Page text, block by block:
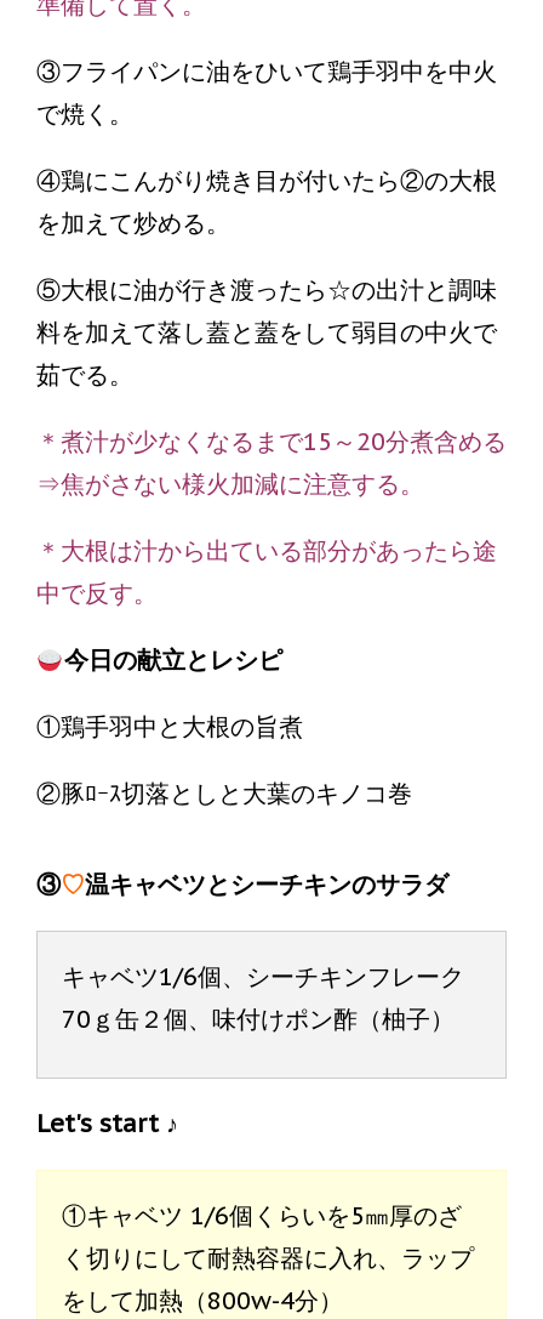
③フライパンに油をひいて鶏手羽中を中火
で焼く。
④鶏にこんがり焼き目が付いたら②の大根
を加えて炒める。
⑤大根に油が行き渡ったら☆の出汁と調味
料を加えて落し蓋と蓋をして弱目の中火で
茹でる。
＊煮汁が少なくなるまで15～20分煮含める
⇒焦がさない様火加減に注意する。
＊大根は汁から出ている部分があったら途
中で反す。
今日の献立とレシピ
①鶏手羽中と大根の旨煮
②豚ﾛｰｽ切落としと大葉のキノコ巻
③♡温キャベツとシーチキンのサラダ
キャベツ1/6個、シーチキンフレーク
70ｇ缶２個、味付けポン酢（柚子）
Let's start ♪
①キャベツ 1/6個くらいを5㎜厚のざ
く切りにして耐熱容器に入れ、ラップ
をして加熱（800w-4分）